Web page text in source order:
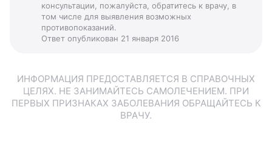
консультации, пожалуйста, обратитесь к врачу, в
том числе для выявления возможных
противопоказаний.
Ответ опубликован 21 января 2016
ИНФОРМАЦИЯ ПРЕДОСТАВЛЯЕТСЯ В СПРАВОЧНЫХ
ЦЕЛЯХ. НЕ ЗАНИМАЙТЕСЬ САМОЛЕЧЕНИЕМ. ПРИ
ПЕРВЫХ ПРИЗНАКАХ ЗАБОЛЕВАНИЯ ОБРАЩАЙТЕСЬ К
ВРАЧУ.